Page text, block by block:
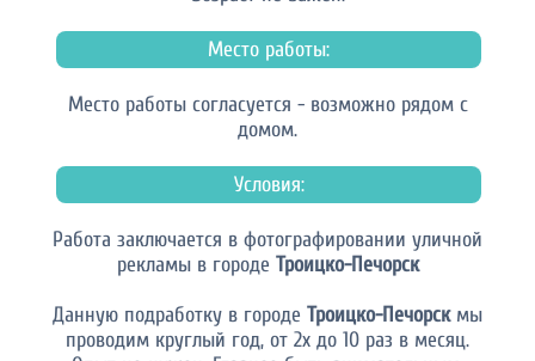
Место работы:
Место работы согласуется - возможно рядом с
домом.
Условия:
Работа заключается в фотографировании уличной
рекламы в городе Троицко-Печорск
Данную подработку в городе Троицко-Печорскмы
проводим круглый год, от 2х до 10 раз в месяц.